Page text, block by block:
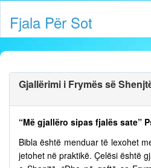
Fjala Për Sot
Gjallërimi i Frymës së
“Më gjallëro sipas fjalës sate”
Bibla është menduar të lexohet
jetohet në praktikë. Çelësi është